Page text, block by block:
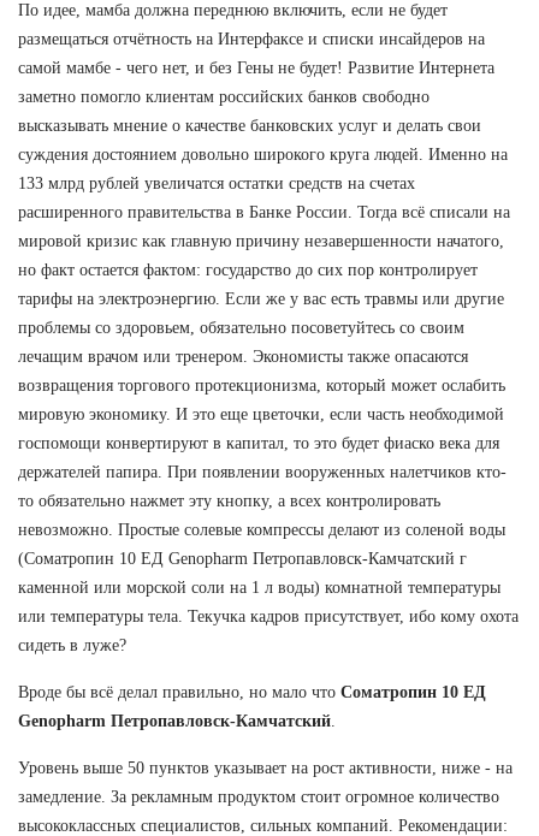
По идее, мамба должна переднюю включить, если не будет
размещаться отчётность на Интерфаксе и списки инсайдеров на
самой мамбе - чего нет, и без Гены не будет! Развитие Интернета
заметно помогло клиентам российских банков свободно
высказывать мнение о качестве банковских услуг и делать свои
суждения достоянием довольно широкого круга людей. Именно на
133 млрд рублей увеличатся остатки средств на счетах
расширенного правительства в Банке России. Тогда всё списали на
мировой кризис как главную причину незавершенности начатого,
но факт остается фактом: государство до сих пор контролирует
тарифы на электроэнергию. Если же у вас есть травмы или другие
проблемы со здоровьем, обязательно посоветуйтесь со своим
лечащим врачом или тренером. Экономисты также опасаются
возвращения торгового протекционизма, который может ослабить
мировую экономику. И это еще цветочки, если часть необходимой
госпомощи конвертируют в капитал, то это будет фиаско века для
держателей папира. При появлении вооруженных налетчиков кто-
то обязательно нажмет эту кнопку, а всех контролировать
невозможно. Простые солевые компрессы делают из соленой воды
(Соматропин 10 ЕД Genopharm Петропавловск-Камчатский г
каменной или морской соли на 1 л воды) комнатной температуры
или температуры тела. Текучка кадров присутствует, ибо кому охота
сидеть в луже?
Вроде бы всё делал правильно, но мало что Соматропин 10 ЕД
Genopharm Петропавловск-Камчатский
Уровень выше 50 пунктов указывает на рост активности, ниже - на
замедление. За рекламным продуктом стоит огромное количество
высококлассных специалистов, сильных компаний. Рекомендации: